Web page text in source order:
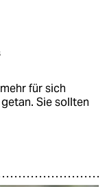
für sich
Sie sollten